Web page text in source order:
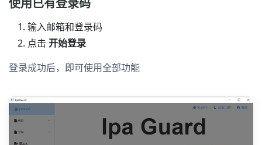
使用已有登录码
输入邮箱和登录码
点击 开始登录
登录成功后，即可使用全部功能